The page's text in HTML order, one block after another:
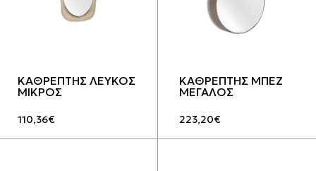
ΚΑΘΡΕΠΤΗΣ ΛΕΥΚΟΣ
ΜΙΚΡΟΣ
110,36€
ΚΑΘΡΕΠΤΗΣ ΜΠΕΖ
ΜΕΓΑΛΟΣ
223,20€